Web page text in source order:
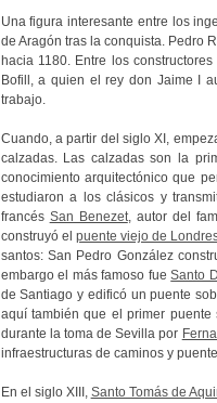
Una figura interesante entre los
de Aragón tras la conquista. Pedro
hacia 1180. Entre los
Bofill, a quien el rey don Jaime I
trabajo.
Cuando, a partir del siglo XI,
calzadas. Las calzadas son la
conocimiento arquitectónico que
estudiaron a los clásicos y
francés San Benezet, autor del
construyó el puente viejo de
santos: San Pedro González
embargo el más famoso fueSanto
de Santiago y edificó un puente
aquí también que el primer
durante la toma de Sevilla por
infraestructuras de caminos y
En el siglo XIII, Santo Tomás de